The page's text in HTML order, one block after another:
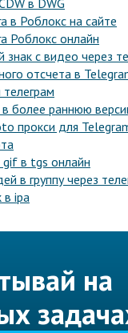
в DWG
в Роблокс на сайте
Роблокс онлайн
знак с видео через
отсчета в
более раннюю
прокси для
gif в tgs онлайн
в группу через
в ipa
на